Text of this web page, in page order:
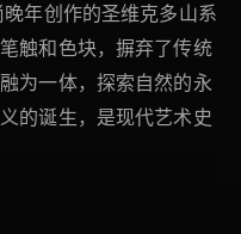
年创作的圣维克多山系
触和色块，摒弃了传统
为一体，探索自然的永
的诞生，是现代艺术史